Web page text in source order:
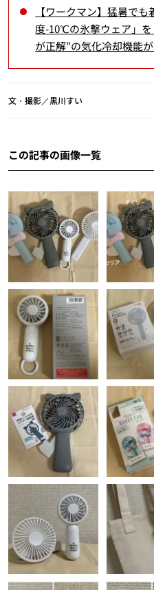
【ワークマン】猛暑で
度-10℃の氷撃ウェア」
が正解”の気化冷却機能
文・撮影／黒川すい
この記事の画像一覧